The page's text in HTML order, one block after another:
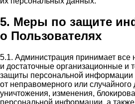
5. Меры по защите
о Пользователях
5.1. Администрация принимает все
и достаточные организационные и
защиты персональной информации
от неправомерного или случайного
уничтожения, изменения,